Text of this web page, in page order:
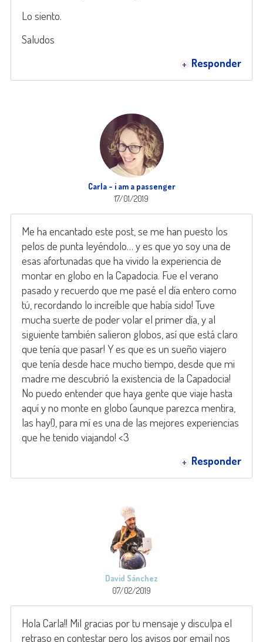
Lo siento.
Saludos
Responder
Carla - i am a passenger
17/01/2019
Me ha encantado este post, se me han puesto los
pelos de punta leyéndolo… y es que yo soy una de
esas afortunadas que ha vivido la experiencia de
montar en globo en la Capadocia. Fue el verano
pasado y recuerdo que me pasé el día entero como
tú, recordando lo increíble que había sido! Tuve
mucha suerte de poder volar el primer día, y al
siguiente también salieron globos, así que está claro
que tenía que pasar! Y es que es un sueño viajero
que tenía desde hace mucho tiempo, desde que mi
madre me descubrió la existencia de la Capadocia!
No puedo entender que haya gente que viaje hasta
aquí y no monte en globo (aunque parezca mentira,
las hay!), para mí es una de las mejores experiencias
que he tenido viajando! <3
Responder
David Sánchez
07/02/2019
Hola Carla!! Mil gracias por tu mensaje y disculpa el
retraso en contestar pero los avisos por email nos